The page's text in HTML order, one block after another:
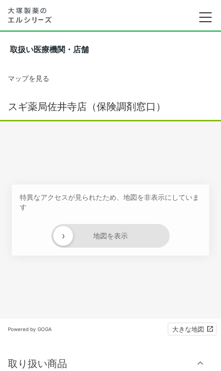
取扱い医療機関・店舗
マップを見る
スギ薬局佐井寺店（保険調剤窓口）
特異なアクセスが見られたため、地図を非表示にしていま
す
地図を表示
›
Powered by GOGA 大きな地図
取り扱い商品